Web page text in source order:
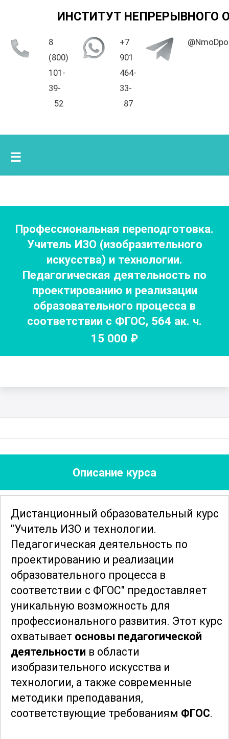
ИНСТИТУТ НЕПРЕРЫВНОГО
8
(800)
101-
39-
52
+7
901
464-
33-
87
☰
Профессиональная переподготовка.
Учитель ИЗО (изобразительного
искусства) и технологии.
Педагогическая деятельность по
проектированию и реализации
образовательного процесса в
соответствии с ФГОС, 564 ак. ч.
15 000 ₽
Описание курса
Дистанционный образовательный курс
"Учитель ИЗО и технологии.
Педагогическая деятельность по
проектированию и реализации
образовательного процесса в
соответствии с ФГОС" предоставляет
уникальную возможность для
профессионального развития. Этот курс
охватывает основы педагогической
деятельности в области
изобразительного искусства и
технологии, а также современные
методики преподавания,
соответствующие требованиям ФГОС.